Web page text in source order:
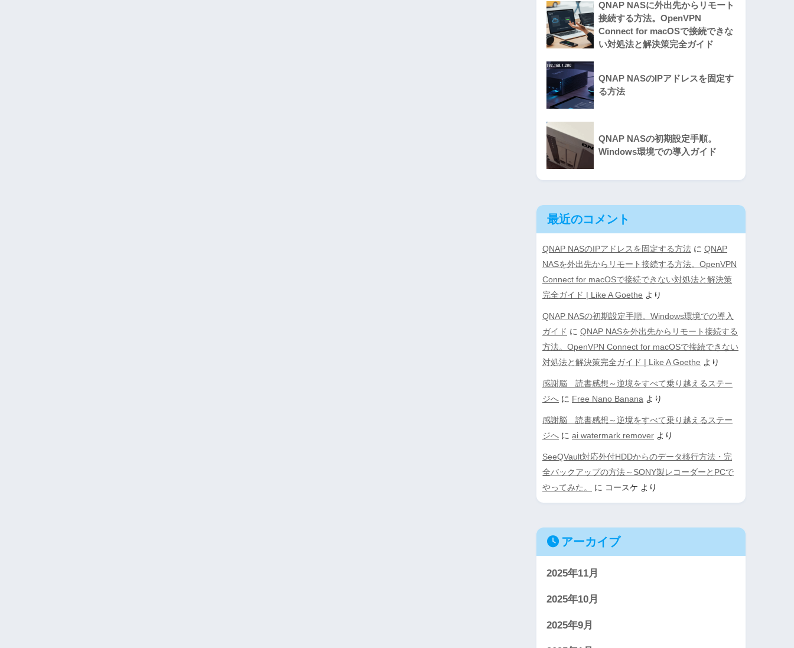
QNAP NASに外出先からリモート
接続する方法。OpenVPN
Connect for macOSで接続できな
い対処法と解決策完全ガイド
QNAP NASのIPアドレスを固定す
る方法
QNAP NASの初期設定手順。
Windows環境での導入ガイド
最近のコメント
QNAP NASのIPアドレスを固定する方法 に QNAP
NASを外出先からリモート接続する方法。OpenVPN
Connect for macOSで接続できない対処法と解決策
完全ガイド | Like A Goethe より
QNAP NASの初期設定手順。Windows環境での導入
ガイド に QNAP NASを外出先からリモート接続する
方法。OpenVPN Connect for macOSで接続できない
対処法と解決策完全ガイド | Like A Goethe より
感謝脳 読書感想～逆境をすべて乗り越えるステー
ジへ に Free Nano Banana より
感謝脳 読書感想～逆境をすべて乗り越えるステー
ジへ に ai watermark remover より
SeeQVault対応外付HDDからのデータ移行方法・完
全バックアップの方法～SONY製レコーダーとPCで
やってみた。
に コースケ より
アーカイブ
2025年11月
2025年10月
2025年9月